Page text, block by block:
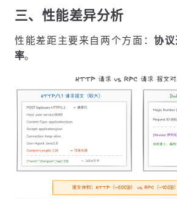
三、性能差异分析
性能差距主要来自两个方面：协
率。